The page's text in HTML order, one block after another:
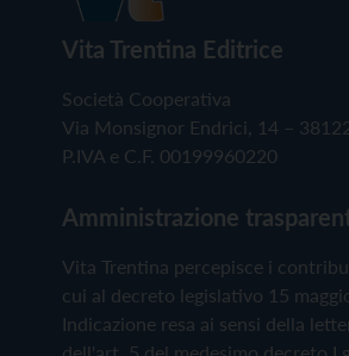
Vita Trentina Editrice
Società Cooperativa
Via Monsignor Endrici, 14 –
P.IVA e C.F. 00199960220
Amministrazione
Vita Trentina percepisce i
cui al decreto legislativo 15
Indicazione resa ai sensi della